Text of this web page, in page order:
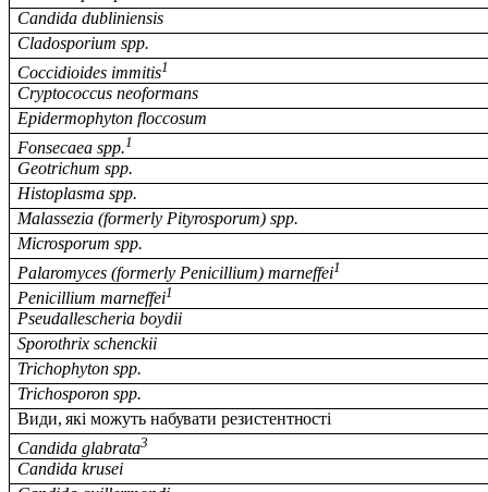
Candida dubliniensis
Cladosporium spp.
Coccidioides immitis1
Cryptococcus neoformans
Epidermophyton floccosum
Fonsecaea spp.1
Geotrichum spp.
Histoplasma spp.
Malassezia (formerly Pityrosporum) spp.
Microsporum spp.
Рalaromyces (formerly Penicillium) marneffei1
Penicillium marneffei1
Pseudallescheria boydii
Sporothrix schenckii
Trichophyton spp.
Trichosporon spp.
Види, які можуть набувати резистентності
Candida glabrata3
Candida krusei